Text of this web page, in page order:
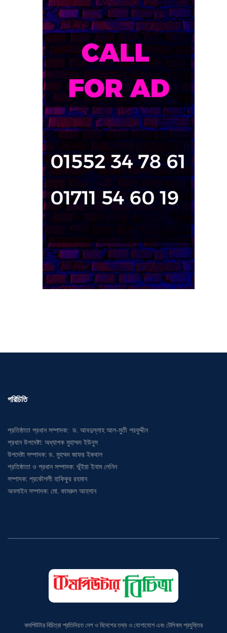
পরিচিতি
প্রতিষ্ঠাতা প্রধান সম্পাদক: ড. আবদুল্লাহ আল-মুতী শরফুদ্দীন
প্রধান উপদেষ্টা: অধ্যাপক মুহাম্মদ ইউনুস
উপদেষ্টা সম্পাদক: ড. মুহম্মদ জাফর ইকবাল
প্রতিষ্ঠাতা ও প্রধান সম্পাদক: ভূঁইয়া ইনাম লেনিন
সম্পাদক: প্রকৌশলী হাকিকুর রহমান
অনলাইন সম্পাদক: মো. কামরুল আহসান
কমপিউটার বিচিত্রা প্রতিনিয়ত দেশ ও বিদেশের তথ্য ও যোগাযোগ এবং টেলিকম প্রযুক্তির